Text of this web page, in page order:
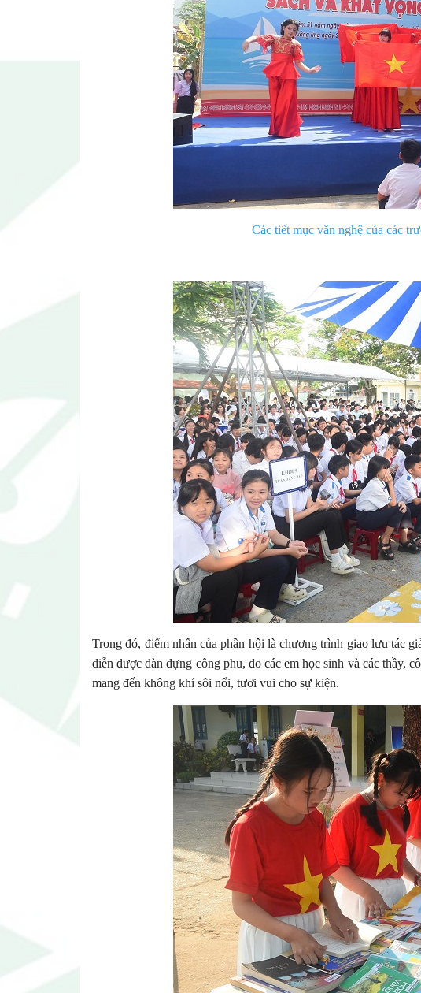
Các tiết mục văn nghệ của các
Trong đó, điểm nhấn của phần hội là chương trình giao lưu tác
diễn được dàn dựng công phu, do các em học sinh và các thầy,
mang đến không khí sôi nổi, tươi vui cho sự kiện.